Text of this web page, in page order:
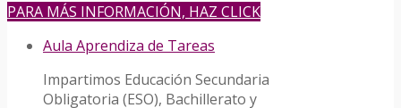
PARA MÁS INFORMACIÓN, HAZ CLICK
Aula Aprendiza de Tareas
Impartimos Educación Secundaria
Obligatoria (ESO), Bachillerato y